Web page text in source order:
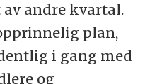
andre kvartal.
plan,
i gang med
og